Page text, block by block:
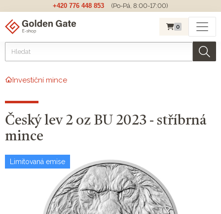
+420 776 448 853 (Po-Pá, 8:00-17:00)
0
Investiční mince
Český lev 2 oz BU 2023 - stříbrná
mince
Limitovaná emise